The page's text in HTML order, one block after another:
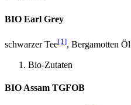
BIO Earl Grey
schwarzer Tee[1], Bergamotten Öl
Bio-Zutaten
BIO Assam TGFOB